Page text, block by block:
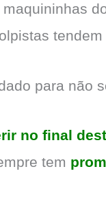
para não
no final
tem